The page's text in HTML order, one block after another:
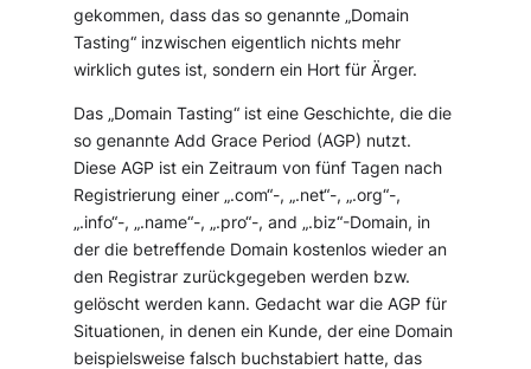
gekommen, dass das so genannte „Domain
Tasting“ inzwischen eigentlich nichts mehr
wirklich gutes ist, sondern ein Hort für Ärger.
Das „Domain Tasting“ ist eine Geschichte, die die
so genannte Add Grace Period (AGP) nutzt.
Diese AGP ist ein Zeitraum von fünf Tagen nach
Registrierung einer „.com“-, „.net“-, „.org“-,
„.info“-, „.name“-, „.pro“-, and „.biz“-Domain, in
der die betreffende Domain kostenlos wieder an
den Registrar zurückgegeben werden bzw.
gelöscht werden kann. Gedacht war die AGP für
Situationen, in denen ein Kunde, der eine Domain
beispielsweise falsch buchstabiert hatte, das